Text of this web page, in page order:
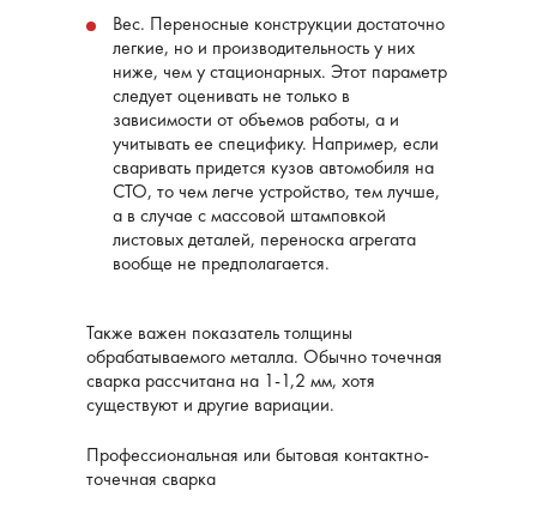
Вес. Переносные конструкции достаточно
легкие, но и производительность у них
ниже, чем у стационарных. Этот параметр
следует оценивать не только в
зависимости от объемов работы, а и
учитывать ее специфику. Например, если
сваривать придется кузов автомобиля на
СТО, то чем легче устройство, тем лучше,
а в случае с массовой штамповкой
листовых деталей, переноска агрегата
вообще не предполагается.
Также важен показатель толщины
обрабатываемого металла. Обычно точечная
сварка рассчитана на 1-1,2 мм, хотя
существуют и другие вариации.
Профессиональная или бытовая контактно-
точечная сварка